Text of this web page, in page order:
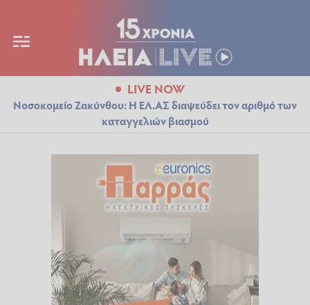
LIVE NOW
Νοσοκομείο Ζακύνθου: Η ΕΛ.ΑΣ διαψεύδει τον αριθμό των
καταγγελιών βιασμού